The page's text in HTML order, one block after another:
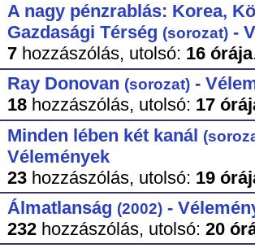
A nagy pénzrablás: Korea,
Gazdasági Térség (sorozat)-
7hozzászólás, utolsó: 16 órája
Ray Donovan (sorozat)-
18hozzászólás, utolsó: 17
Minden lében két kanál
Vélemények
23hozzászólás, utolsó: 19
Álmatlanság (2002)-
232hozzászólás, utolsó: 20